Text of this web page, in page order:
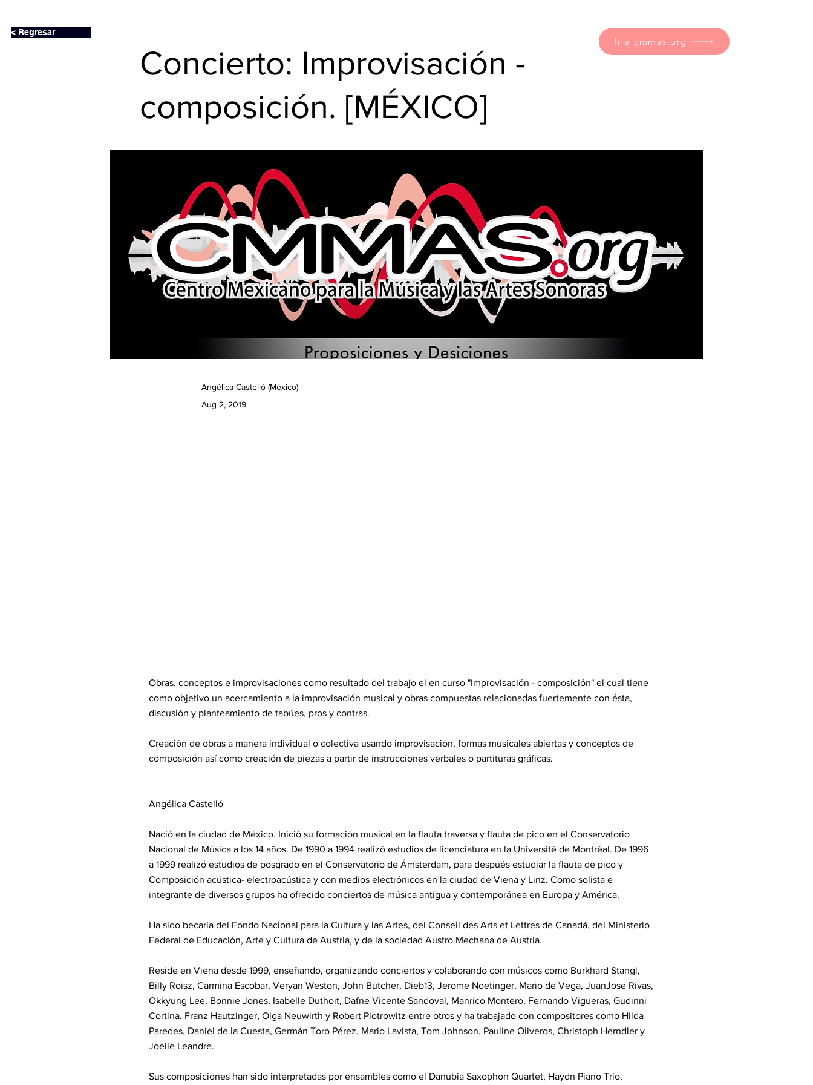
Ir a cmmas.org
< Regresar
Concierto: Improvisación -
composición. [MÉXICO]
Angélica Castelló (México)
Aug 2, 2019
Obras, conceptos e improvisaciones como resultado del trabajo el en curso "Improvisación - composición" el cual tiene
como objetivo un acercamiento a la improvisación musical y obras compuestas relacionadas fuertemente con ésta,
discusión y planteamiento de tabúes, pros y contras.
Creación de obras a manera individual o colectiva usando improvisación, formas musicales abiertas y conceptos de
composición así como creación de piezas a partir de instrucciones verbales o partituras gráficas.
Angélica Castelló
Nació en la ciudad de México. Inició su formación musical en la flauta traversa y flauta de pico en el Conservatorio
Nacional de Música a los 14 años. De 1990 a 1994 realizó estudios de licenciatura en la Université de Montréal. De 1996
a 1999 realizó estudios de posgrado en el Conservatorio de Ámsterdam, para después estudiar la flauta de pico y
Composición acústica- electroacústica y con medios electrónicos en la ciudad de Viena y Linz. Como solista e
integrante de diversos grupos ha ofrecido conciertos de música antigua y contemporánea en Europa y América.
Ha sido becaria del Fondo Nacional para la Cultura y las Artes, del Conseil des Arts et Lettres de Canadá, del Ministerio
Federal de Educación, Arte y Cultura de Austria, y de la sociedad Austro Mechana de Austria.
Reside en Viena desde 1999, enseñando, organizando conciertos y colaborando con músicos como Burkhard Stangl,
Billy Roisz, Carmina Escobar, Veryan Weston, John Butcher, Dieb13, Jerome Noetinger, Mario de Vega, JuanJose Rivas,
Okkyung Lee, Bonnie Jones, Isabelle Duthoit, Dafne Vicente Sandoval, Manrico Montero, Fernando Vigueras, Gudinni
Cortina, Franz Hautzinger, Olga Neuwirth y Robert Piotrowitz entre otros y ha trabajado con compositores como Hilda
Paredes, Daniel de la Cuesta, Germán Toro Pérez, Mario Lavista, Tom Johnson, Pauline Oliveros, Christoph Herndler y
Joelle Leandre.
Sus composiciones han sido interpretadas por ensambles como el Danubia Saxophon Quartet, Haydn Piano Trio,